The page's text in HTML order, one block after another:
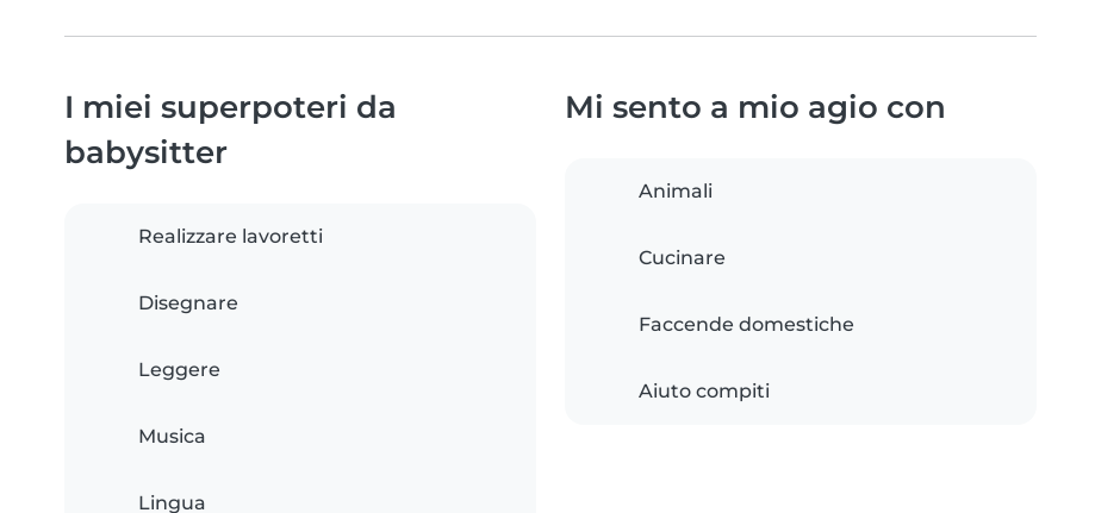
I miei superpoteri da
babysitter
Realizzare lavoretti
Disegnare
Leggere
Musica
Lingua
Mi sento a mio agio con
Animali
Cucinare
Faccende domestiche
Aiuto compiti